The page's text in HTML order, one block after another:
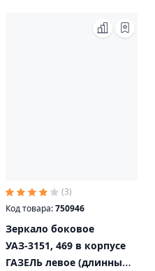
(3)
Код товара:750946
Зеркало боковое
УАЗ-3151, 469 в корпусе
ГАЗЕЛЬ левое (длинный